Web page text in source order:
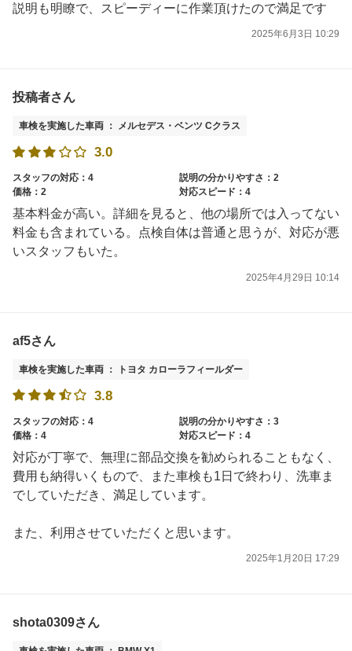
説明も明瞭で、スピーディーに作業頂けたので満足です
2025年6月3日 10:29
投稿者さん
車検を実施した車両 ： メルセデス・ベンツ Cクラス
3.0
スタッフの対応：4
説明の分かりやすさ：2
価格：2
対応スピード：4
基本料金が高い。詳細を見ると、他の場所では入ってない
料金も含まれている。点検自体は普通と思うが、対応が悪
いスタッフもいた。
2025年4月29日 10:14
af5さん
車検を実施した車両 ： トヨタ カローラフィールダー
3.8
スタッフの対応：4
説明の分かりやすさ：3
価格：4
対応スピード：4
対応が丁寧で、無理に部品交換を勧められることもなく、
費用も納得いくもので、また車検も1日で終わり、洗車ま
でしていただき、満足しています。
また、利用させていただくと思います。
2025年1月20日 17:29
shota0309さん